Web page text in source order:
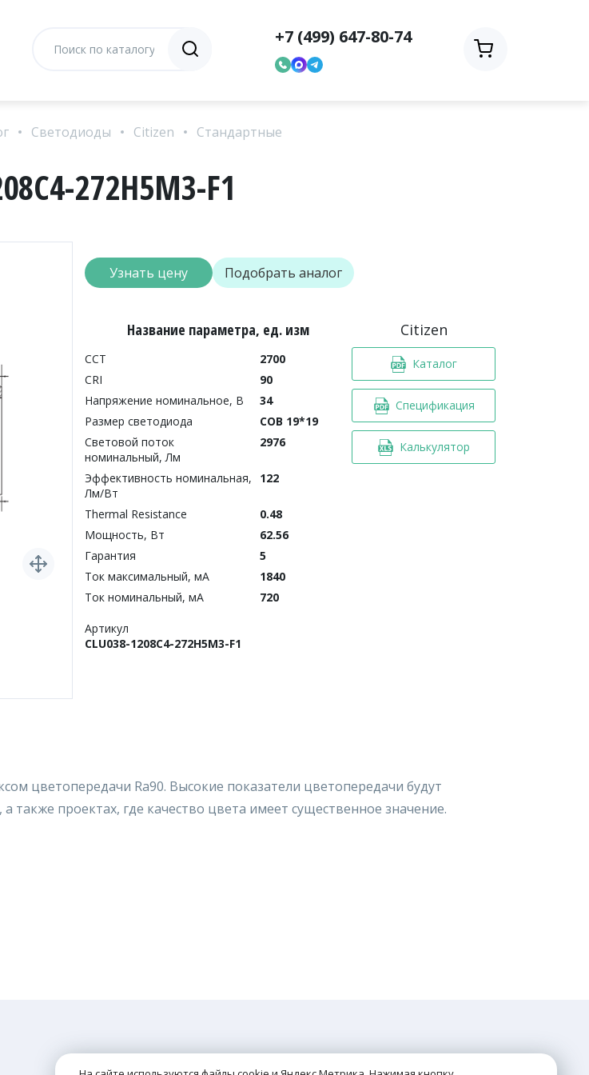
+7 (499) 647-80-74
Светодиоды Citizen Стандартные
272H5M3-F1
Подобрать аналог
Узнать цену
Название параметра, ед. изм
CCT
2700
CRI
90
Напряжение номинальное, В
34
Размер светодиода
COB 19*19
Световой поток
номинальный, Лм
2976
Эффективность номинальная,
Лм/Вт
122
Thermal Resistance
0.48
Мощность, Вт
62.56
Гарантия
5
Ток максимальный, мА
1840
Ток номинальный, мА
720
Артикул
CLU038-1208C4-272H5M3-F1
Citizen
Каталог
Спецификация
Калькулятор
цветопередачи Ra90. Высокие показатели цветопередачи будут
также проектах, где качество цвета имеет существенное значение.